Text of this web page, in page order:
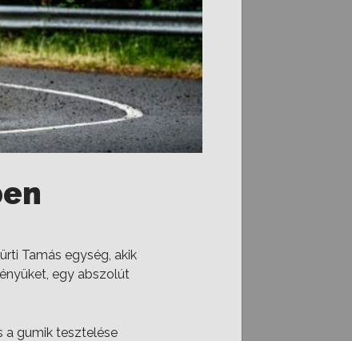
Tamás egység, akik
egy abszolút
a gumik tesztelése